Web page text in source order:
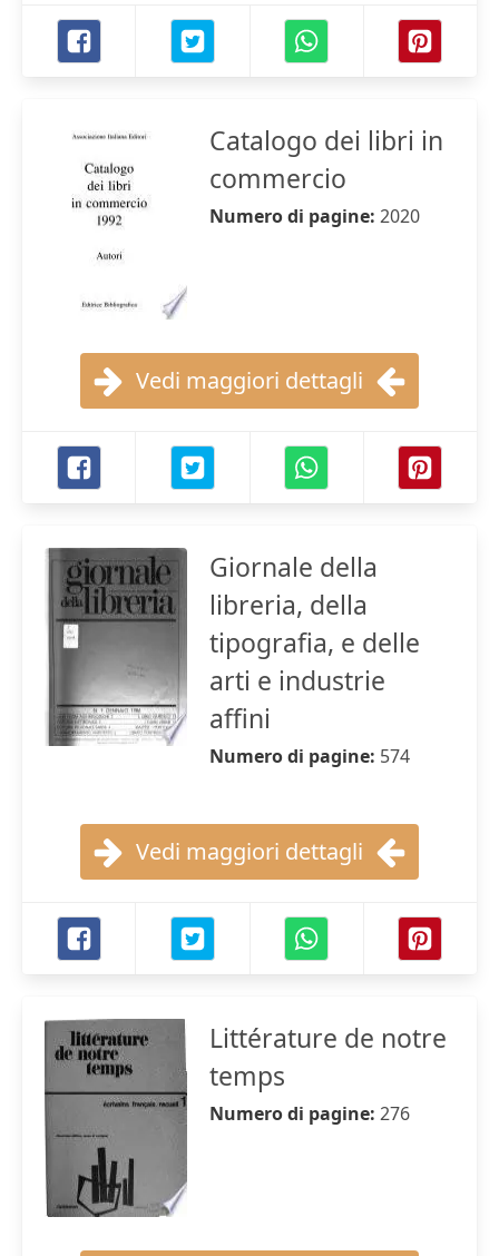
Catalogo dei libri in
commercio
Numero di pagine: 2020
Vedi maggiori dettagli
Giornale della
libreria, della
tipografia, e delle
arti e industrie
affini
Numero di pagine: 574
Vedi maggiori dettagli
Littérature de notre
temps
Numero di pagine: 276